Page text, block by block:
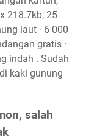
218.7kb; 25
laut · 6 000
gratis ·
indah . Sudah
kaki gunung
salah